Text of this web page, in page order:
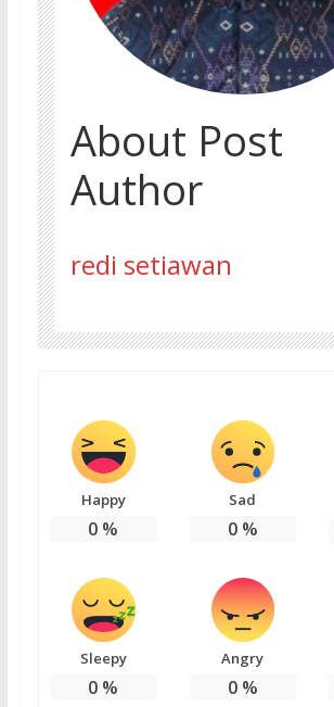
About Post
Author
redi setiawan
Happy
0 %
Sad
0%
Sleepy
0 %
Angry
0%